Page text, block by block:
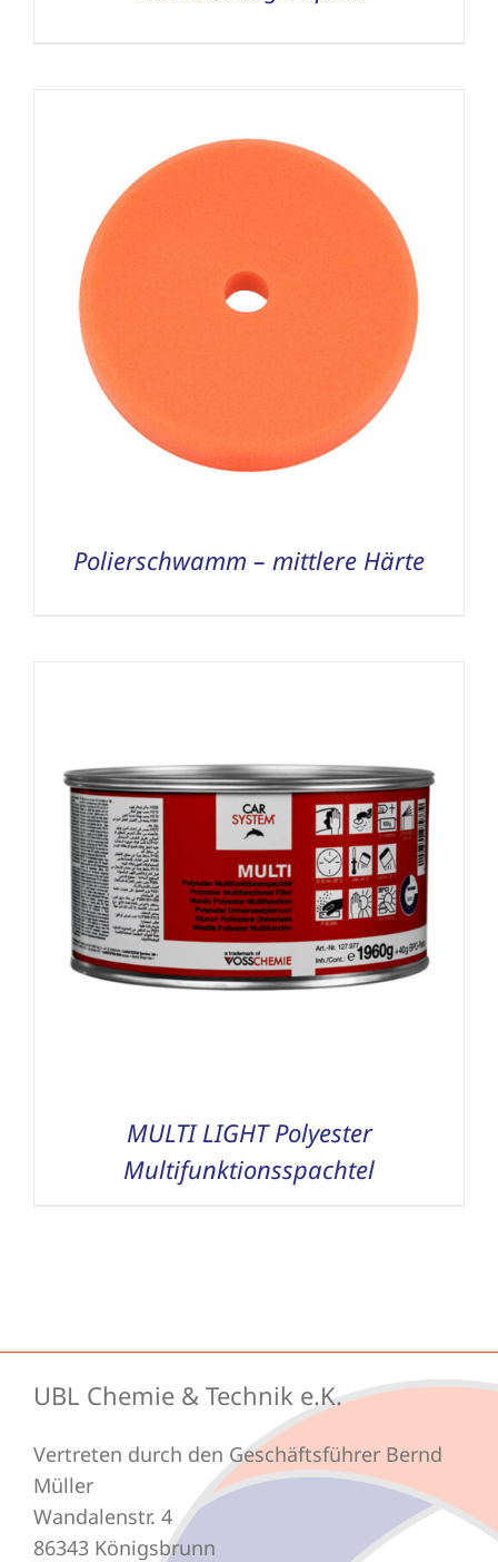
Polierschwamm – mittlere Härte
MULTI LIGHT Polyester
Multifunktionsspachtel
UBL Chemie & Technik e.K.
Vertreten durch den Geschäftsführer Bernd
Müller
Wandalenstr. 4
86343 Königsbrunn